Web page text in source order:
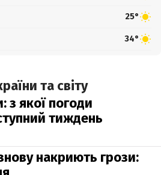
25°
34°
та світу
з якої погоди
тиждень
накриють грози: